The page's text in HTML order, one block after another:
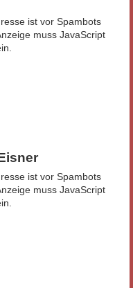
ist vor Spambots
muss JavaScript
ist vor Spambots
muss JavaScript